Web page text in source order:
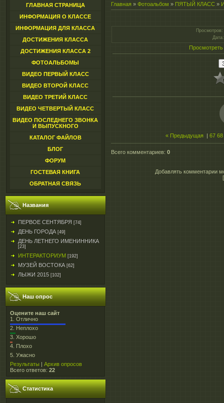
ГЛАВНАЯ СТРАНИЦА
ИНФОРМАЦИЯ О КЛАССЕ
ИНФОРМАЦИЯ ДЛЯ КЛАССА
ДОСТИЖЕНИЯ КЛАССА
ДОСТИЖЕНИЯ КЛАССА 2
ФОТОАЛЬБОМЫ
ВИДЕО ПЕРВЫЙ КЛАСС
ВИДЕО ВТОРОЙ КЛАСС
ВИДЕО ТРЕТИЙ КЛАСС
ВИДЕО ЧЕТВЕРТЫЙ КЛАСС
ВИДЕО ПОСЛЕДНЕГО ЗВОНКА
И ВЫПУСКНОГО
КАТАЛОГ ФАЙЛОВ
БЛОГ
ФОРУМ
ГОСТЕВАЯ КНИГА
ОБРАТНАЯ СВЯЗЬ
Названия
ПЕРВОЕ СЕНТЯБРЯ [74]
ДЕНЬ ГОРОДА [49]
ДЕНЬ ЛЕТНЕГО ИМЕНИННИКА
[23]
ИНТЕРАКТОРИУМ [192]
МУЗЕЙ ВОСТОКА [62]
ЛЫЖИ 2015 [102]
Наш опрос
Оцените наш сайт
1. Отлично
2. Неплохо
3. Хорошо
4. Плохо
5. Ужасно
Результаты | Архив опросов
Всего ответов: 22
Статистика
Главная » Фотоальбом » ПЯТЫЙ КЛАСС »
Просмотров:
Дата
« Предыдущая 67 68
Всего комментариев: 0
Добавлять комментарии